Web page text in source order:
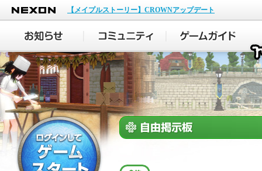
NEXON
【メイプルストーリー】CROWNアップデート